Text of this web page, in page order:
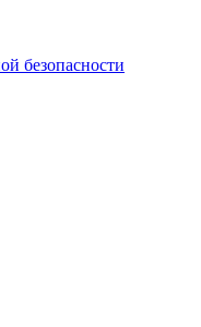
безопасности